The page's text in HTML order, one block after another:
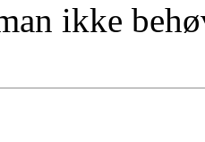
ikke